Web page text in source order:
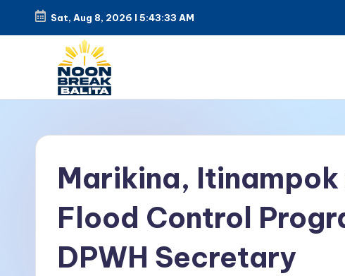
Sat, Aug 8, 2026 l 5:43:34 AM
Marikina,
Flood Control
DPWH Secretary